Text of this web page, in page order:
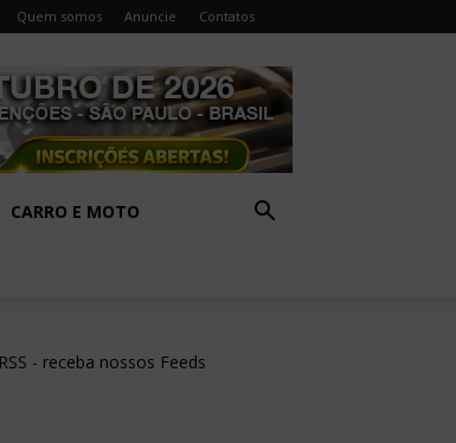
Quem somos Anuncie Contatos
CARRO E MOTO
RSS - receba nossos Feeds